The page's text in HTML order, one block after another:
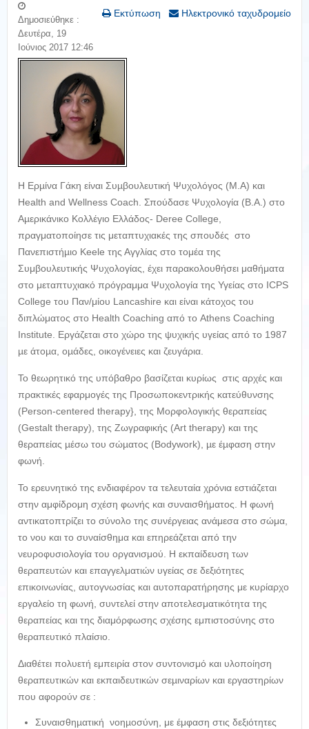
Εκτύπωση Ηλεκτρονικό ταχυδρομείο
Δημοσιεύθηκε :
Δευτέρα, 19
Ιούνιος 2017 12:46
Η Ερµίνα Γάκη είναι Συµβουλευτική Ψυχολόγος (Μ.Α) και
Health and Wellness Coach. Σπούδασε Ψυχολογία (Β.Α.) στο
Αµερικάνικο Κολλέγιο Ελλάδος- Deree College,
πραγματοποίησε τις μεταπτυχιακές της σπουδές στο
Πανεπιστήµιο Keele της Αγγλίας στο τομέα της
Συμβουλευτικής Ψυχολογίας, έχει παρακολουθήσει μαθήματα
στο μεταπτυχιακό πρόγραμμα Ψυχολογία της Υγείας στο ICPS
College του Παν/μίου Lancashire και είναι κάτοχος του
διπλώματος στο Health Coaching από το Athens Coaching
Institute. Εργάζεται στο χώρο της ψυχικής υγείας από το 1987
µε άτοµα, οµάδες, οικογένειες και ζευγάρια.
Το θεωρητικό της υπόβαθρο βασίζεται κυρίως στις αρχές και
πρακτικές εφαρμογές της Προσωποκεντρικής κατεύθυνσης
(Person-centered therapy}, της Μορφολογικής θεραπείας
(Gestalt therapy), της Ζωγραφικής (Art therapy) και της
θεραπείας µέσω του σώµατος (Bodywork), µε έµφαση στην
φωνή.
Το ερευνητικό της ενδιαφέρον τα τελευταία χρόνια εστιάζεται
στην αμφίδρομη σχέση φωνής και συναισθήματος. Η φωνή
αντικατοπτρίζει το σύνολο της συνέργειας ανάμεσα στο σώμα,
το νου και το συναίσθημα και επηρεάζεται από την
νευροφυσιολογία του οργανισμού. Η εκπαίδευση των
θεραπευτών και επαγγελματιών υγείας σε δεξιότητες
επικοινωνίας, αυτογνωσίας και αυτοπαρατήρησης με κυρίαρχο
εργαλείο τη φωνή, συντελεί στην αποτελεσματικότητα της
θεραπείας και της διαμόρφωσης σχέσης εμπιστοσύνης στο
θεραπευτικό πλαίσιο.
Διαθέτει πολυετή εμπειρία στον συντονισμό και υλοποίηση
θεραπευτικών και εκπαιδευτικών σεµιναρίων και εργαστηρίων
που αφορούν σε :
Συναισθηµατική νοηµοσύνη, με έμφαση στις δεξιότητες